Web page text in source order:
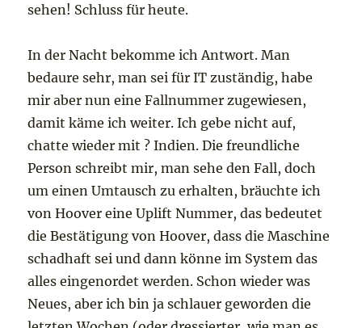
sehen! Schluss für heute.
In der Nacht bekomme ich Antwort. Man
bedaure sehr, man sei für IT zuständig, habe
mir aber nun eine Fallnummer zugewiesen,
damit käme ich weiter. Ich gebe nicht auf,
chatte wieder mit ? Indien. Die freundliche
Person schreibt mir, man sehe den Fall, doch
um einen Umtausch zu erhalten, bräuchte ich
von Hoover eine Uplift Nummer, das bedeutet
die Bestätigung von Hoover, dass die Maschine
schadhaft sei und dann könne im System das
alles eingenordet werden. Schon wieder was
Neues, aber ich bin ja schlauer geworden die